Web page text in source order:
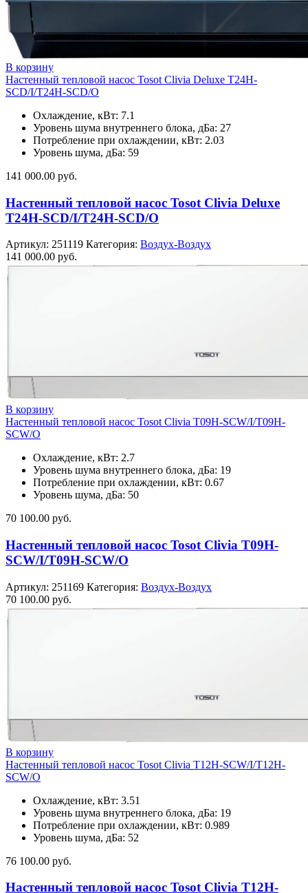
В корзину
Настенный тепловой насос Tosot Clivia Deluxe T24H-
SCD/I/T24H-SCD/O
Охлаждение, кВт: 7.1
Уровень шума внутреннего блока, дБа: 27
Потребление при охлаждении, кВт: 2.03
Уровень шума, дБа: 59
141 000.00 руб.
Настенный тепловой насос Tosot Clivia Deluxe
T24H-SCD/I/T24H-SCD/O
Артикул: 251119 Категория: Воздух-Воздух
141 000.00 руб.
В корзину
Настенный тепловой насос Tosot Clivia T09H-SCW/I/T09H-
SCW/O
Охлаждение, кВт: 2.7
Уровень шума внутреннего блока, дБа: 19
Потребление при охлаждении, кВт: 0.67
Уровень шума, дБа: 50
70 100.00 руб.
Настенный тепловой насос Tosot Clivia T09H-
SCW/I/T09H-SCW/O
Артикул: 251169 Категория: Воздух-Воздух
70 100.00 руб.
В корзину
Настенный тепловой насос Tosot Clivia T12H-SCW/I/T12H-
SCW/O
Охлаждение, кВт: 3.51
Уровень шума внутреннего блока, дБа: 19
Потребление при охлаждении, кВт: 0.989
Уровень шума, дБа: 52
76 100.00 руб.
Настенный тепловой насос Tosot Clivia T12H-